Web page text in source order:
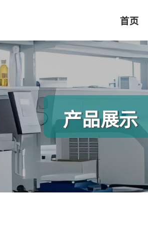
首页
产品展示